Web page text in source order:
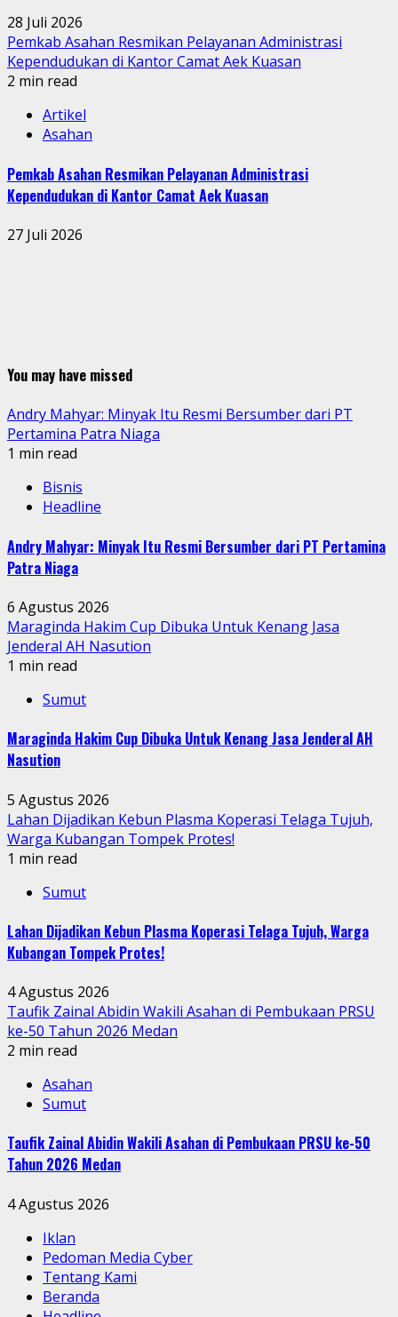
28 Juli 2026
Pemkab Asahan Resmikan Pelayanan Administrasi
Kependudukan di Kantor Camat Aek Kuasan
2 min read
Artikel
Asahan
Pemkab Asahan Resmikan Pelayanan Administrasi
Kependudukan di Kantor Camat Aek Kuasan
27 Juli 2026
You may have missed
Andry Mahyar: Minyak Itu Resmi Bersumber dari PT
Pertamina Patra Niaga
1 min read
Bisnis
Headline
Andry Mahyar: Minyak Itu Resmi Bersumber dari PT Pertamina
Patra Niaga
6 Agustus 2026
Maraginda Hakim Cup Dibuka Untuk Kenang Jasa
Jenderal AH Nasution
1 min read
Sumut
Maraginda Hakim Cup Dibuka Untuk Kenang Jasa Jenderal AH
Nasution
5 Agustus 2026
Lahan Dijadikan Kebun Plasma Koperasi Telaga Tujuh,
Warga Kubangan Tompek Protes!
1 min read
Sumut
Lahan Dijadikan Kebun Plasma Koperasi Telaga Tujuh, Warga
Kubangan Tompek Protes!
4 Agustus 2026
Taufik Zainal Abidin Wakili Asahan di Pembukaan PRSU
ke-50 Tahun 2026 Medan
2 min read
Asahan
Sumut
Taufik Zainal Abidin Wakili Asahan di Pembukaan PRSU ke-50
Tahun 2026 Medan
4 Agustus 2026
Iklan
Pedoman Media Cyber
Tentang Kami
Beranda